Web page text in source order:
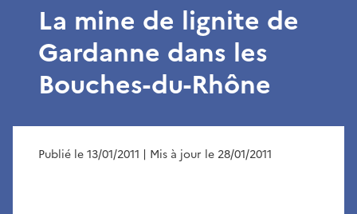
La mine de lignite de
Gardanne dans les
Bouches-du-Rhône
Publié le 13/01/2011 | Mis à jour le 28/01/2011